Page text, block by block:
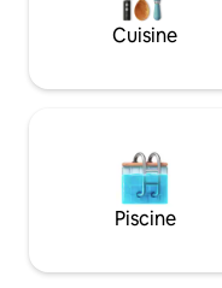
climatisation en 1
meilleur de la ville.
Cuisine
Piscine